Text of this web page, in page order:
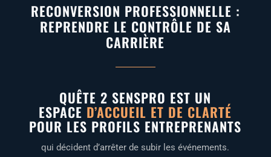
RECONVERSION PROFESSIONNELLE :
REPRENDRE LE CONTRÔLE DE SA
CARRIÈRE
QUÊTE 2 SENSPRO EST UN
ESPACE D’ACCUEIL ET DE CLARTÉ
POUR LES PROFILS ENTREPRENANTS
qui décident d’ar­rê­ter de subir les évé­ne­ments.